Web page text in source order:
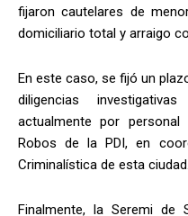
fijaron cautelares de
domiciliario total y arraigo
En este caso, se fijó un
diligencias
actualmente por
Robos de la PDI, en
Criminalística de esta ciudad.
Finalmente, la Seremi de